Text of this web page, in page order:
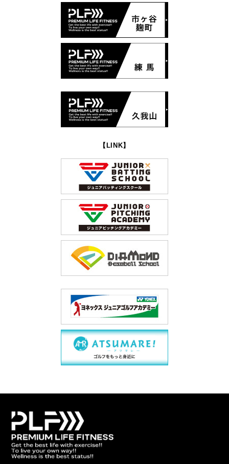
【LINK】